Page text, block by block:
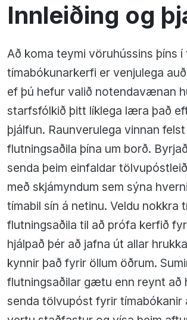
Innleiðing og
Að koma teymi vöruhússins þíns
tímabókunarkerfi er venjulega
ef þú hefur valið notendavænan
starfsfólkið þitt líklega læra það
þjálfun. Raunverulega vinnan
flutningsaðila þína um borð.
senda þeim einfaldar
með skjámyndum sem sýna
tímabil sín á netinu. Veldu nokkra
flutningsaðila til að prófa kerfið
hjálpað þér að jafna út allar
kynnir það fyrir öllum öðrum.
flutningsaðilar gætu enn reynt að
senda tölvupóst fyrir tímabókanir